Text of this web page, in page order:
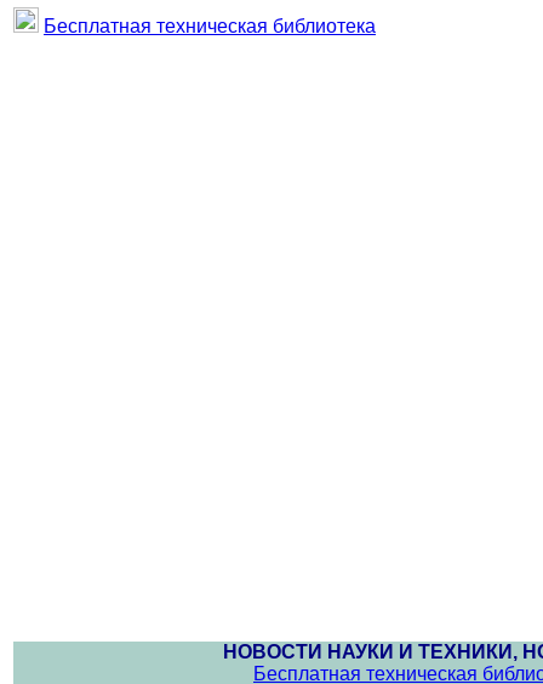
Бесплатная техническая библиотека
НОВОСТИ НАУКИ И ТЕХНИКИ,
Бесплатная техническая